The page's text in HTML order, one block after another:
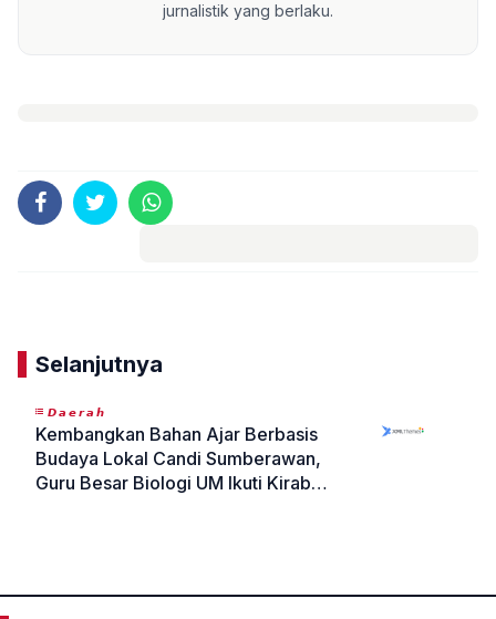
jurnalistik yang berlaku.
Selanjutnya
𝘿𝙖𝙚𝙧𝙖𝙝
Kembangkan Bahan Ajar Berbasis
Budaya Lokal Candi Sumberawan,
Guru Besar Biologi UM Ikuti Kirab